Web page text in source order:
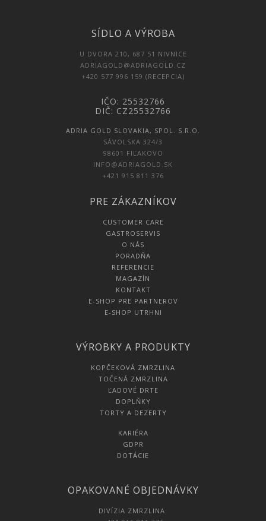
SÍDLO A VÝROBA
U DVORA 210, 687 51 NIVNICE
ADRIAGOLD@ADRIAGOLD.CZ
+420 577 996 159 (RECEPCIA)
IČO: 25532766
DIČ: CZ25532766
ADRIA GOLD SLOVAKIA, SPOL. S.R.O.
SÁVOLSKA 324/3
98601 FIĽAKOVO
INFO@ADRIAGOLD.SK
+421 915 811 376
PRE ZÁKAZNÍKOV
CUSTOMER CARE
GASTROSERVIS
O NÁS
PORADŇA
REFERENCIE
MAGAZÍN
KONTAKT
E-SHOP PRE PARTNEROV
E-SHOP UTRHNI
VÝROBKY A PRODUKTY
KOPČEKOVÁ ZMRZLINA
TOČENÁ ZMRZLINA
ĽADOVÉ DRTE
DOPLŇKY
TORTY A DEZERTY
KARIÉRA
GDPR
DOTÁCIE
OPAKOVANÉ OBJEDNÁVKY
DIVÍZIA ZMRZLINA: